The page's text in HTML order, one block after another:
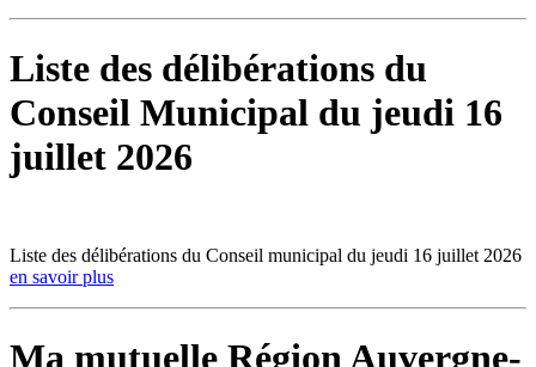
Liste des délibérations du
Conseil Municipal du jeudi 16
juillet 2026
Liste des délibérations du Conseil municipal du jeudi 16 juillet 2026
en savoir plus
Ma mutuelle Région Auvergne-